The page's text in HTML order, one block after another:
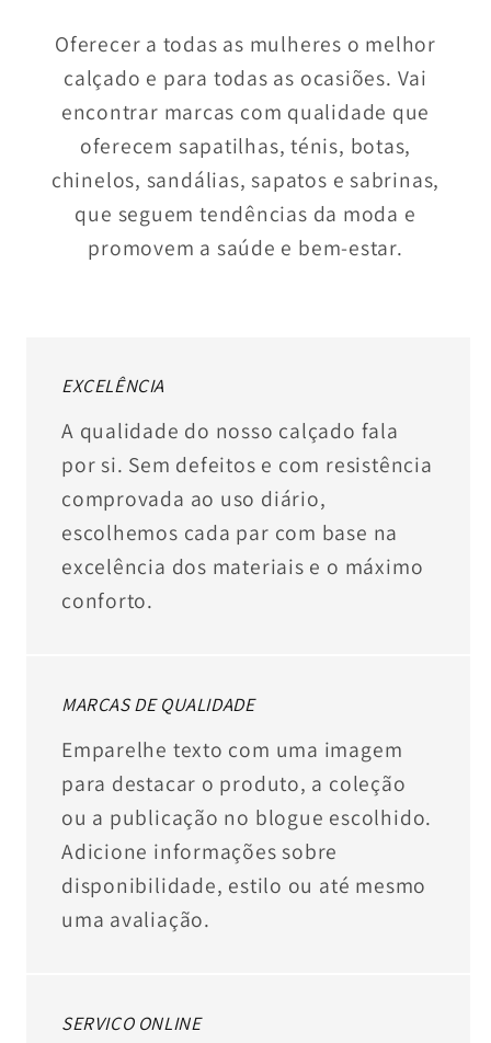
Oferecer a todas as mulheres o melhor
calçado e para todas as ocasiões. Vai
encontrar marcas com qualidade que
oferecem sapatilhas, ténis, botas,
chinelos, sandálias, sapatos e sabrinas,
que seguem tendências da moda e
promovem a saúde e bem-estar.
EXCELÊNCIA
A qualidade do nosso calçado fala
por si. Sem defeitos e com resistência
comprovada ao uso diário,
escolhemos cada par com base na
excelência dos materiais e o máximo
conforto.
MARCAS DE QUALIDADE
Emparelhe texto com uma imagem
para destacar o produto, a coleção
ou a publicação no blogue escolhido.
Adicione informações sobre
disponibilidade, estilo ou até mesmo
uma avaliação.
SERVIÇO ONLINE